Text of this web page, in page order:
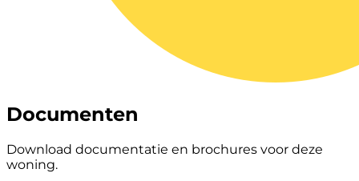
Documenten
Download documentatie en brochures voor deze
woning.